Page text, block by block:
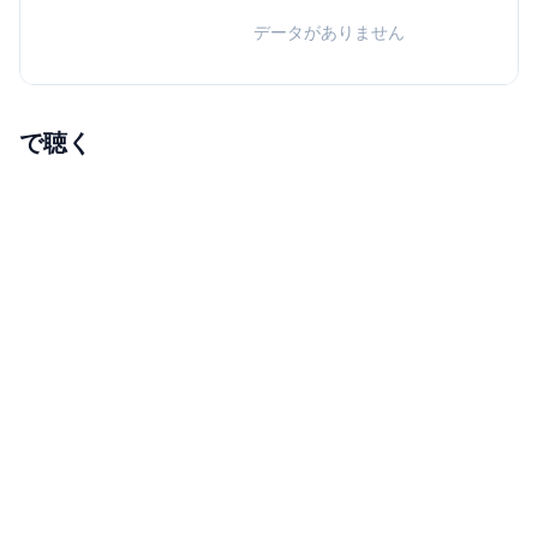
データがありません
で聴く